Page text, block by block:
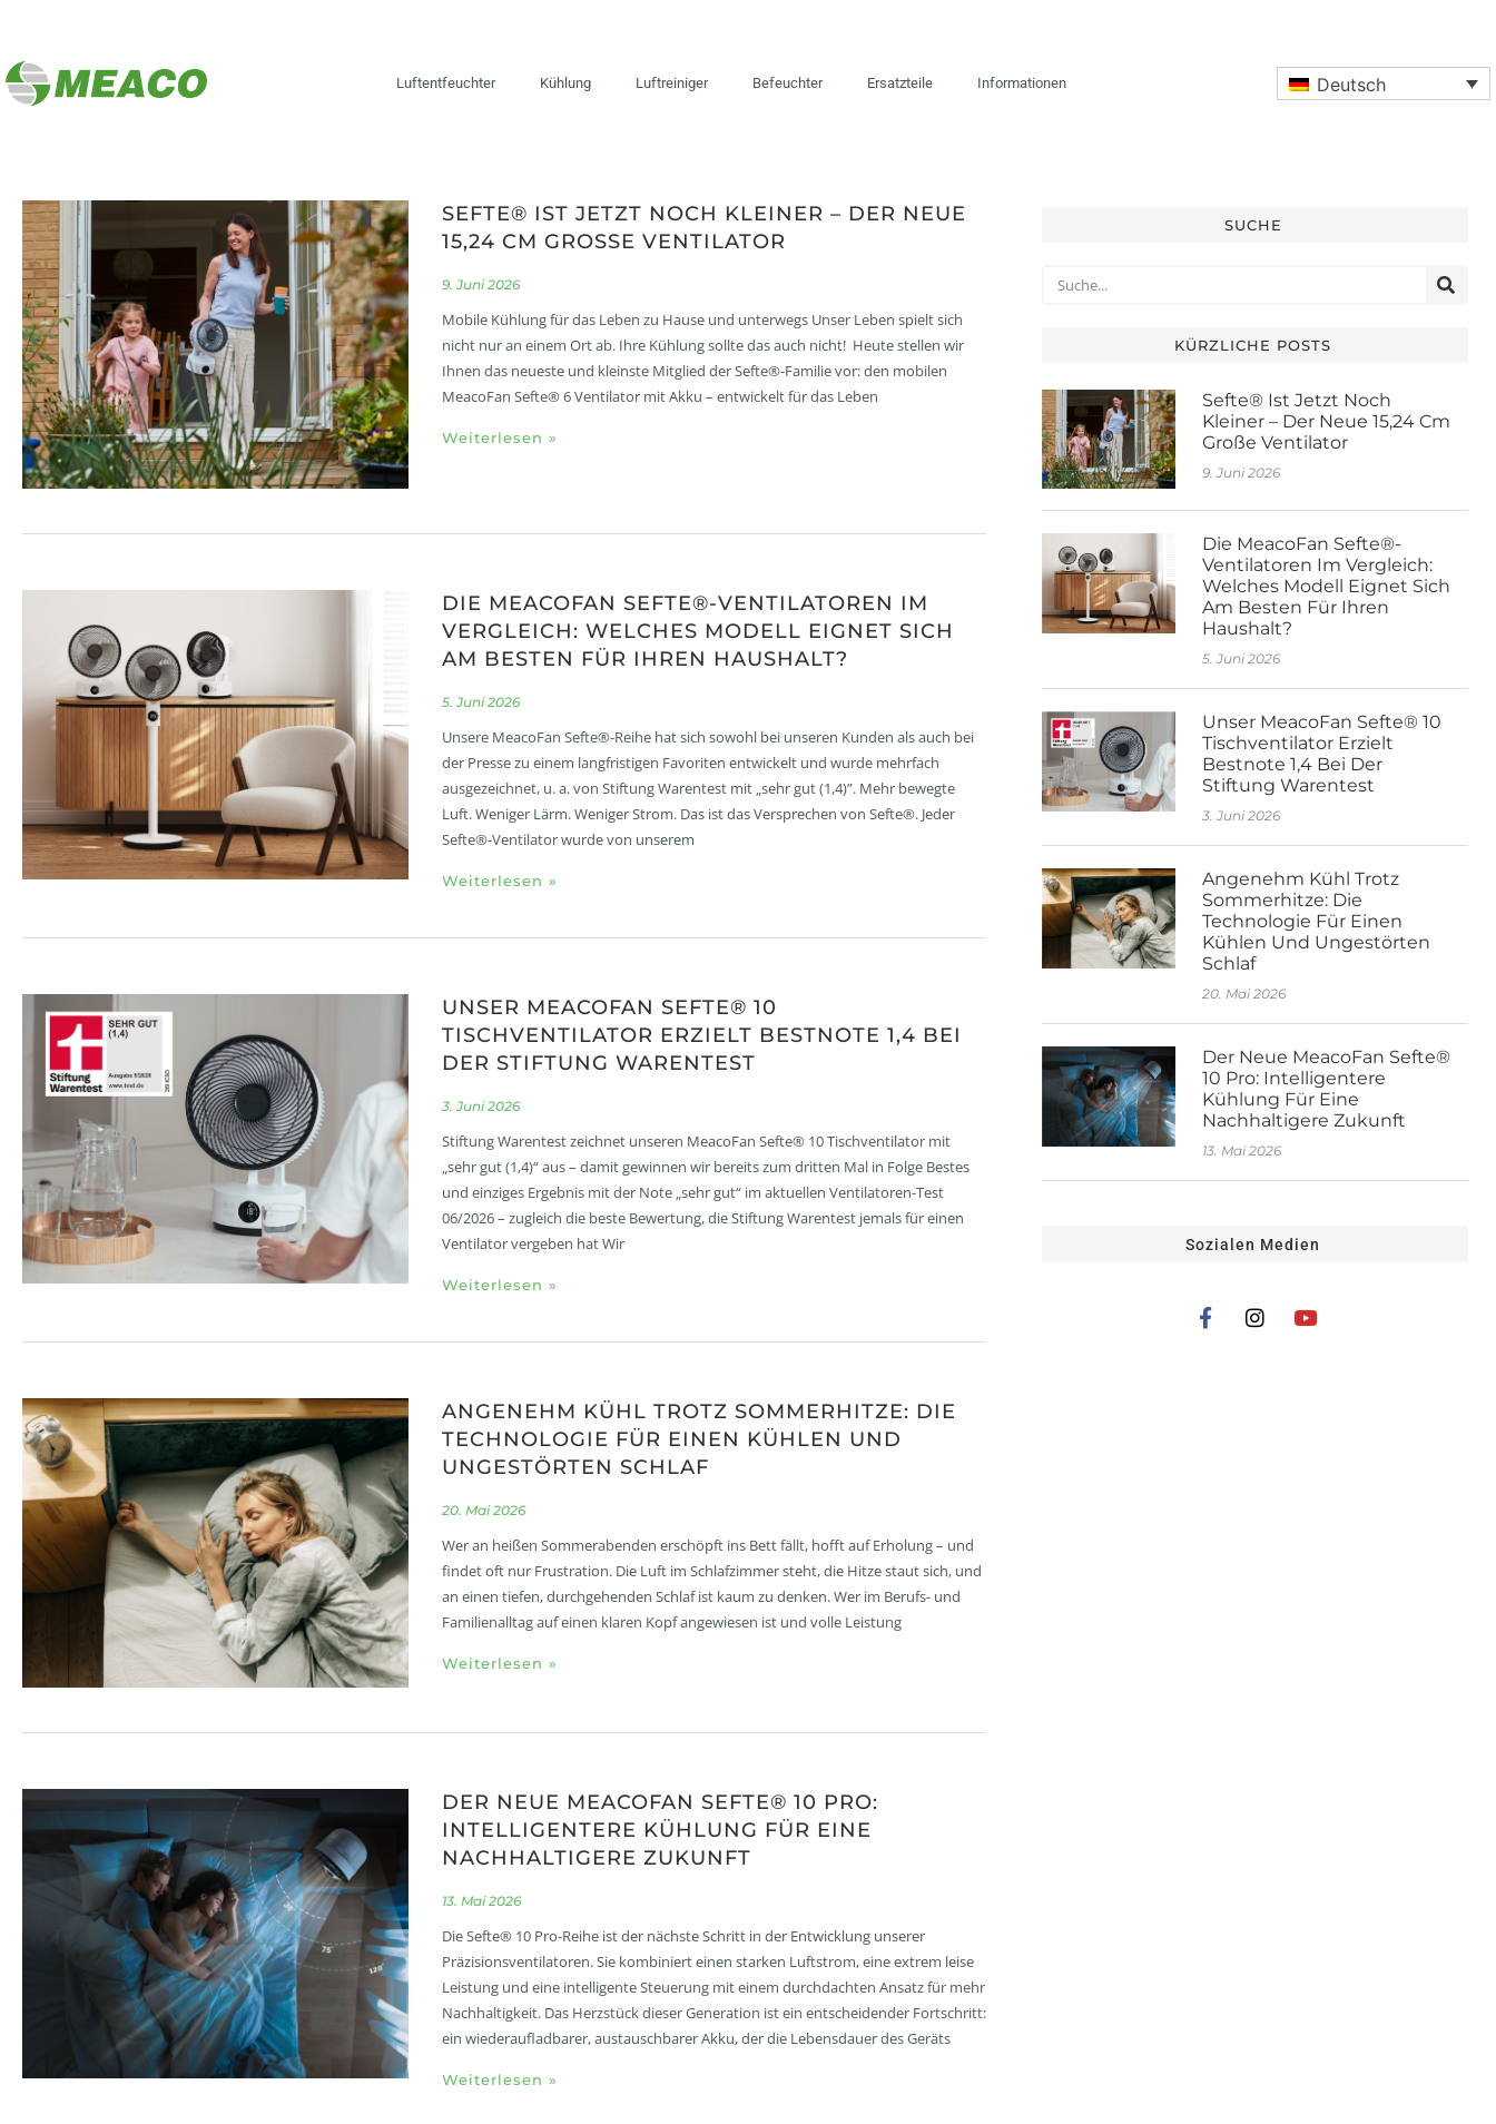
Luftentfeuchter Kühlung Luftreiniger Befeuchter Ersatzteile Informationen Deutsch
SEFTE® IST JETZT NOCH KLEINER – DER NEUE
15,24 CM GROSSE VENTILATOR
9. Juni 2026
Mobile Kühlung für das Leben zu Hause und unterwegs Unser Leben spielt sich
nicht nur an einem Ort ab. Ihre Kühlung sollte das auch nicht! Heute stellen wir
Ihnen das neueste und kleinste Mitglied der Sefte®-Familie vor: den mobilen
MeacoFan Sefte® 6 Ventilator mit Akku – entwickelt für das Leben
Weiterlesen »
DIE MEACOFAN SEFTE®-VENTILATOREN IM
VERGLEICH: WELCHES MODELL EIGNET SICH
AM BESTEN FÜR IHREN HAUSHALT?
5. Juni 2026
Unsere MeacoFan Sefte®-Reihe hat sich sowohl bei unseren Kunden als auch bei
der Presse zu einem langfristigen Favoriten entwickelt und wurde mehrfach
ausgezeichnet, u. a. von Stiftung Warentest mit „sehr gut (1,4)”. Mehr bewegte
Luft. Weniger Lärm. Weniger Strom. Das ist das Versprechen von Sefte®. Jeder
Sefte®-Ventilator wurde von unserem
Weiterlesen »
UNSER MEACOFAN SEFTE® 10
TISCHVENTILATOR ERZIELT BESTNOTE 1,4 BEI
DER STIFTUNG WARENTEST
3. Juni 2026
Stiftung Warentest zeichnet unseren MeacoFan Sefte® 10 Tischventilator mit
„sehr gut (1,4)“ aus – damit gewinnen wir bereits zum dritten Mal in Folge Bestes
und einziges Ergebnis mit der Note „sehr gut“ im aktuellen Ventilatoren-Test
06/2026 – zugleich die beste Bewertung, die Stiftung Warentest jemals für einen
Ventilator vergeben hat Wir
Weiterlesen »
ANGENEHM KÜHL TROTZ SOMMERHITZE: DIE
TECHNOLOGIE FÜR EINEN KÜHLEN UND
UNGESTÖRTEN SCHLAF
20. Mai 2026
Wer an heißen Sommerabenden erschöpft ins Bett fällt, hofft auf Erholung – und
findet oft nur Frustration. Die Luft im Schlafzimmer steht, die Hitze staut sich, und
an einen tiefen, durchgehenden Schlaf ist kaum zu denken. Wer im Berufs- und
Familienalltag auf einen klaren Kopf angewiesen ist und volle Leistung
Weiterlesen »
DER NEUE MEACOFAN SEFTE® 10 PRO:
INTELLIGENTERE KÜHLUNG FÜR EINE
NACHHALTIGERE ZUKUNFT
13. Mai 2026
Die Sefte® 10 Pro-Reihe ist der nächste Schritt in der Entwicklung unserer
Präzisionsventilatoren. Sie kombiniert einen starken Luftstrom, eine extrem leise
Leistung und eine intelligente Steuerung mit einem durchdachten Ansatz für mehr
Nachhaltigkeit. Das Herzstück dieser Generation ist ein entscheidender Fortschritt:
ein wiederaufladbarer, austauschbarer Akku, der die Lebensdauer des Geräts
Weiterlesen »
SUCHE
KÜRZLICHE POSTS
Sefte® Ist Jetzt Noch
Kleiner – Der Neue 15,24 Cm
Große Ventilator
9. Juni 2026
Die MeacoFan Sefte®-
Ventilatoren Im Vergleich:
Welches Modell Eignet Sich
Am Besten Für Ihren
Haushalt?
5. Juni 2026
Unser MeacoFan Sefte® 10
Tischventilator Erzielt
Bestnote 1,4 Bei Der
Stiftung Warentest
3. Juni 2026
Angenehm Kühl Trotz
Sommerhitze: Die
Technologie Für Einen
Kühlen Und Ungestörten
Schlaf
20. Mai 2026
Der Neue MeacoFan Sefte®
10 Pro: Intelligentere
Kühlung Für Eine
Nachhaltigere Zukunft
13. Mai 2026
Sozialen Medien